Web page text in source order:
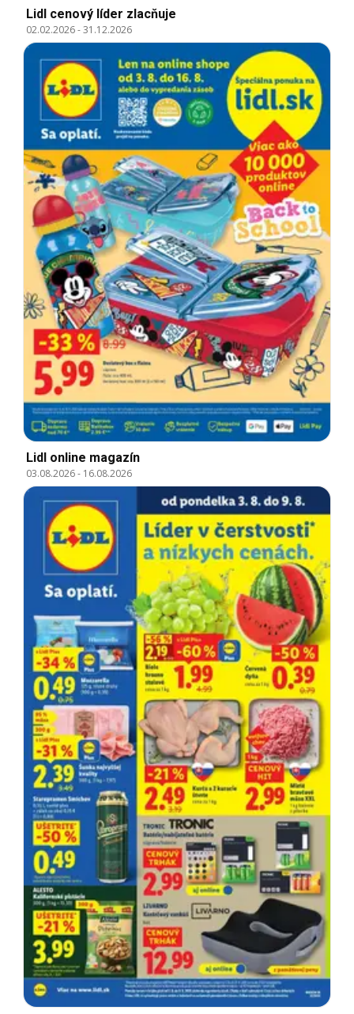
Lidl cenový líder zlacňuje
02.02.2026-31.12.2026
Lidl online magazín
03.08.2026- 16.08.2026